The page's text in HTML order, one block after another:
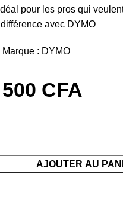
pour les pros qui
avec DYMO
Marque : DYMO
CFA
AJOUTER AU